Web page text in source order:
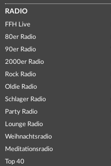
RADIO
FFH Live
80er Radio
90er Radio
2000er Radio
Rock Radio
Oldie Radio
Schlager Radio
Party Radio
Lounge Radio
Weihnachtsradio
Meditationsradio
Top 40